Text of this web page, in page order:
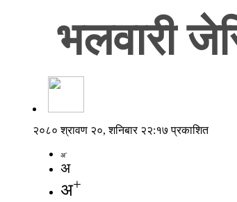
भलवारी
२०८० श्रावण २०, शनिबार २२:१७ प्रकाशित
अ-
अ
अ+